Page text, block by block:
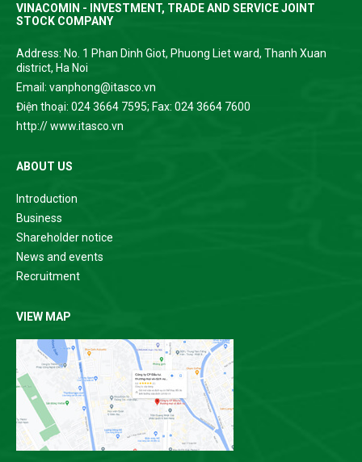
VINACOMIN - INVESTMENT, TRADE AND SERVICE JOINT
STOCK COMPANY
Address: No. 1 Phan Dinh Giot, Phuong Liet ward, Thanh Xuan
district, Ha Noi
Email: vanphong@itasco.vn
Điện thoại: 024 3664 7595; Fax: 024 3664 7600
http:// www.itasco.vn
ABOUT US
Introduction
Business
Shareholder notice
News and events
Recruitment
VIEW MAP